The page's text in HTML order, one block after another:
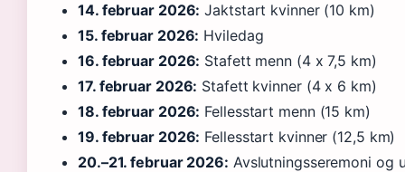
14. februar 2026: Jaktstart kvinner (10 km)
15. februar 2026: Hviledag
16. februar 2026: Stafett menn (4 x 7,5 km)
17. februar 2026: Stafett kvinner (4 x 6 km)
18. februar 2026: Fellesstart menn (15 km)
19. februar 2026: Fellesstart kvinner (12,5 km)
20.–21. februar 2026: Avslutningsseremoni og